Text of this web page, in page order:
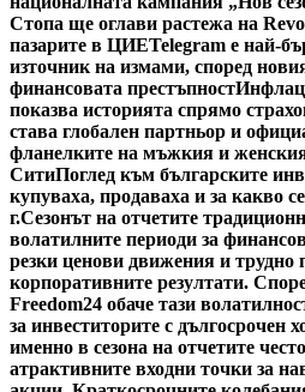
Стопа ще оглави растежа на
пазарите в ЦИЕTelegram е най-
източник на измами, според
финансовата престъпност
показва историята спрямо
става глобален партньор и
фланелките на мъжкия и
СитиПоглед към българските
купуваха, продаваха и за какво
г.Сезонът на отчетите
волатилните периоди за
резки ценови движения и трудно
корпоративните резултати.
Freedom24 обаче тази
за инвеститорите с дългосрочен
именно в сезона на отчетите
атрактивните входни точки за